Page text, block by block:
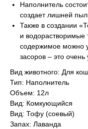
Наполнитель
создает лишней
Также в создании
и водорастворимые
содержимое можно
засоров – это
Вид животного: Для
Тип: Наполнитель
Объем: 12л
Вид: Комкующийся
Вид: Тофу (соевый)
Запах: Лаванда